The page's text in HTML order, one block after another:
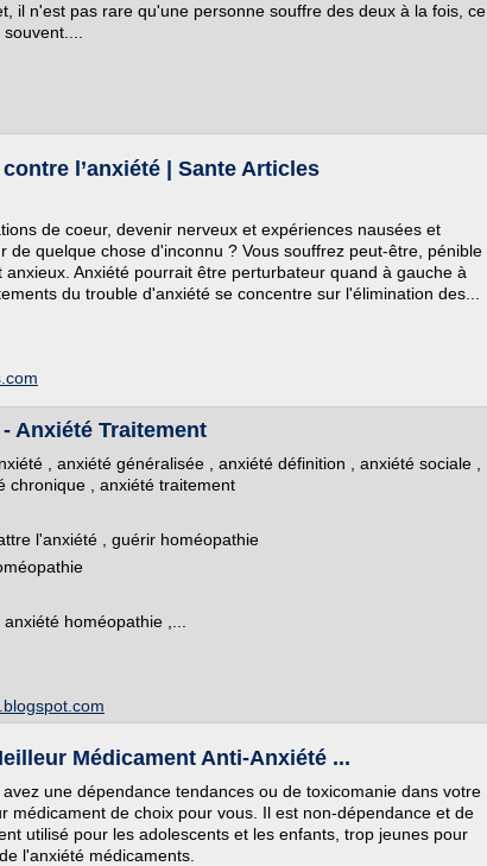
il n'est pas rare qu'une personne souffre des deux à la fois, ce
l’anxiété | Sante Articles
de coeur, devenir nerveux et expériences nausées et
de quelque chose d'inconnu ? Vous souffrez peut-être, pénible
Anxiété pourrait être perturbateur quand à gauche à
du trouble d'anxiété se concentre sur l'élimination des...
Anxiété Traitement
, anxiété généralisée , anxiété définition , anxiété sociale ,
chronique , anxiété traitement
l'anxiété , guérir homéopathie
homéopathie ,...
Médicament Anti-Anxiété ...
une dépendance tendances ou de toxicomanie dans votre
médicament de choix pour vous. Il est non-dépendance et de
utilisé pour les adolescents et les enfants, trop jeunes pour
l'anxiété médicaments.